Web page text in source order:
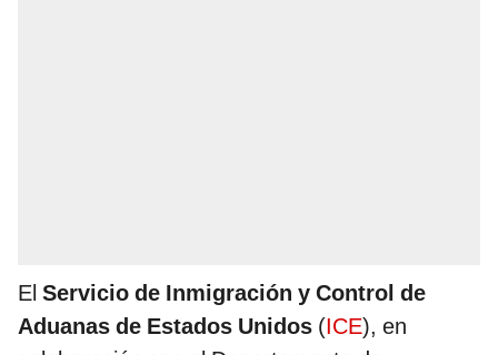
El Servicio de Inmigración y Control de
Aduanas de Estados Unidos (ICE), en